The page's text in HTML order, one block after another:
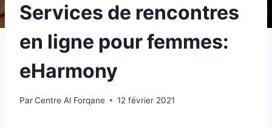
Services de rencontres
en ligne pour femmes:
eHarmony
ParCentre Al Forqane 12 février 2021